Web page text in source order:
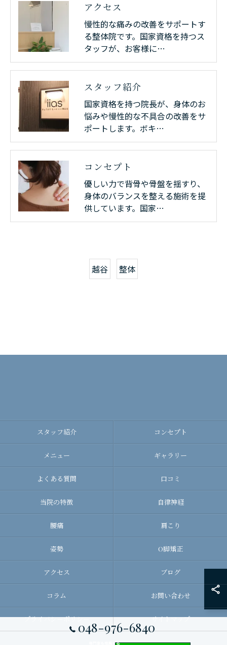
アクセス
慢性的な痛みの改善をサポートす
る整体院です。国家資格を持つス
タッフが、お客様に…
スタッフ紹介
国家資格を持つ院長が、身体のお
悩みや慢性的な不具合の改善をサ
ポートします。ボキ…
コンセプト
優しい力で背骨や骨盤を揺すり、
身体のバランスを整える施術を提
供しています。国家…
越谷 整体
048-976-6840
スタッフ紹介 コンセプト
メニュー ギャラリー
よくある質問 口コミ
当院の特徴 自律神経
腰痛 肩こり
姿勢 O脚矯正
アクセス ブログ
コラム お問い合わせ
プライバシーポリシー サイトマップ